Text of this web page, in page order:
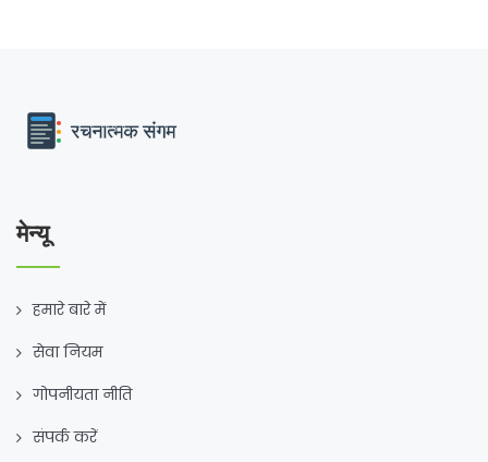
मेन्यू
हमारे बारे में
सेवा नियम
गोपनीयता नीति
संपर्क करें